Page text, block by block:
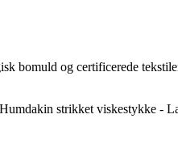
bomuld og certificerede
Humdakin strikket viskestykke -